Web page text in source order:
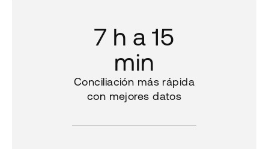
7 h a 15
min
Conciliación más rápida
con mejores datos